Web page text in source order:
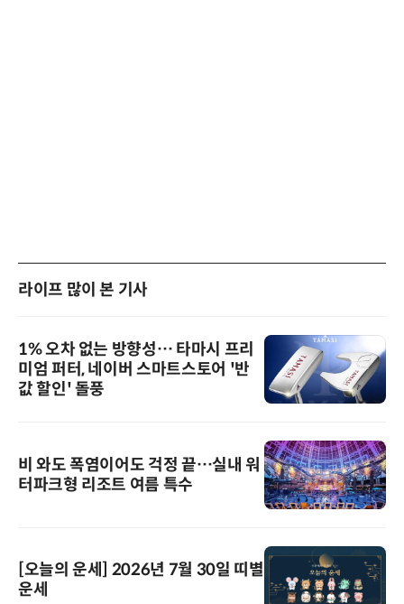
라이프 많이 본 기사
1% 오차 없는 방향성… 타마시 프리
미엄 퍼터, 네이버 스마트스토어 '반
값 할인' 돌풍
비 와도 폭염이어도 걱정 끝…실내 워
터파크형 리조트 여름 특수
[오늘의 운세] 2026년 7월 30일 띠별
운세